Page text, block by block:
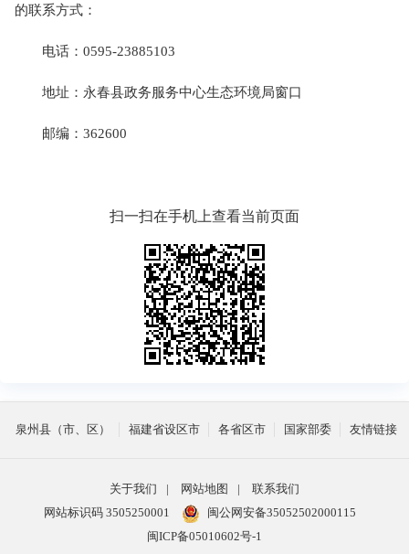
的联系方式：
电话：0595-23885103
地址：永春县政务服务中心生态环境局窗口
邮编：362600
扫一扫在手机上查看当前页面
泉州县（市、区） 福建省设区市 各省区市 国家部委 友情链接
关于我们 | 网站地图 |
联系我们
网站标识码 3505250001
闽公网安备35052502000115
闽ICP备05010602号-1